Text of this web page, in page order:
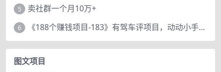
5 卖社群一个月10万+
6 《188个赚钱项目-183》有驾车评项目，动动小手，复制粘贴赚44元！
图文项目